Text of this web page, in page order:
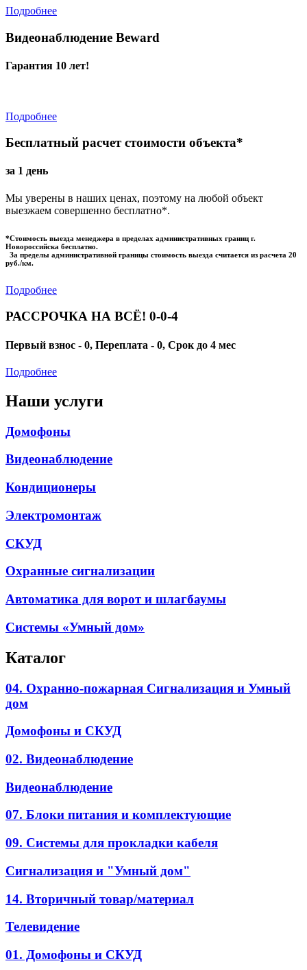
Подробнее
Видеонаблюдение Beward
Гарантия 10 лет!
Подробнее
Бесплатный расчет стоимости объекта*
за 1 день
Мы уверены в наших ценах, поэтому на любой объект
выезжаем совершенно бесплатно*.
*Стоимость выезда менеджера в пределах административных границ г.
Новороссийска бесплатно.
За пределы административной границы стоимость выезда считается из расчета 20
руб./км.
Подробнее
РАССРОЧКА НА ВСЁ! 0-0-4
Первый взнос - 0, Переплата - 0, Срок до 4 мес
Подробнее
Наши услуги
Домофоны
Видеонаблюдение
Кондиционеры
Электромонтаж
СКУД
Охранные сигнализации
Автоматика для ворот и шлагбаумы
Системы «Умный дом»
Каталог
04. Охранно-пожарная Сигнализация и Умный
дом
Домофоны и СКУД
02. Видеонаблюдение
Видеонаблюдение
07. Блоки питания и комплектующие
09. Системы для прокладки кабеля
Сигнализация и "Умный дом"
14. Вторичный товар/материал
Телевидение
01. Домофоны и СКУД